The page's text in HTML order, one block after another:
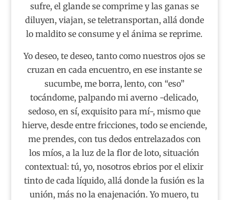
sufre, el glande se comprime y las ganas se
diluyen, viajan, se teletransportan, allá donde
lo maldito se consume y el ánima se reprime.
Yo deseo, te deseo, tanto como nuestros ojos se
cruzan en cada encuentro, en ese instante se
sucumbe, me borra, lento, con “eso”
tocándome, palpando mi averno -delicado,
sedoso, en sí, exquisito para mí-, mismo que
hierve, desde entre fricciones, todo se enciende,
me prendes, con tus dedos entrelazados con
los míos, a la luz de la flor de loto, situación
contextual: tú, yo, nosotros ebrios por el elixir
tinto de cada líquido, allá donde la fusión es la
unión, más no la enajenación. Yo muero, tu